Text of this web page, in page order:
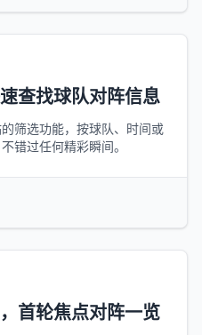
查找球队对阵信息
筛选功能，按球队、时间或
错过任何精彩瞬间。
首轮焦点对阵一览